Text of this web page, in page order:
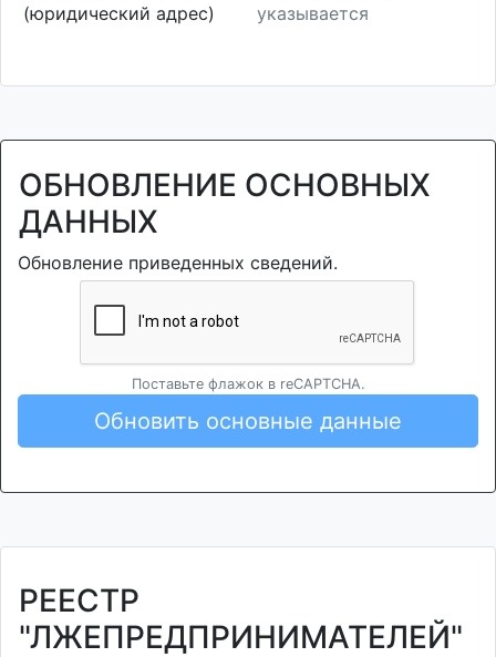
(юридический адрес)
указывается
ОБНОВЛЕНИЕ ОСНОВНЫХ
ДАННЫХ
Обновление приведенных сведений.
Поставьте флажок в reCAPTCHA.
Обновить основные данные
РЕЕСТР
"ЛЖЕПРЕДПРИНИМАТЕЛЕЙ"